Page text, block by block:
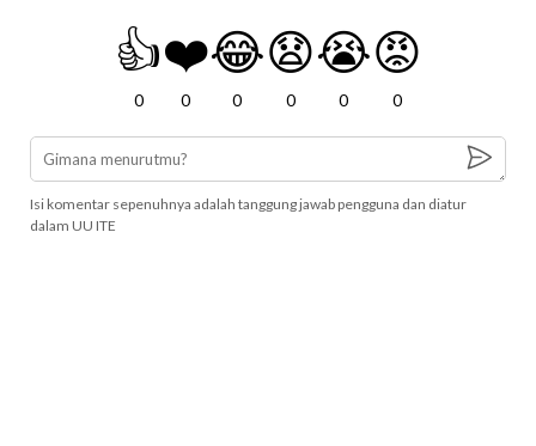
👍
0
❤️
0
😂
0
😧
0
😭
0
😡
0
Isi komentar sepenuhnya adalah tanggung jawab pengguna dan diatur
dalam UU ITE